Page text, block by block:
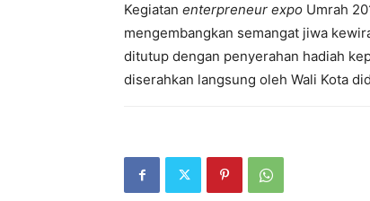
Kegiatan enterpreneur expo Umrah
mengembangkan semangat jiwa
ditutup dengan penyerahan hadiah
diserahkan langsung oleh Wali Kota